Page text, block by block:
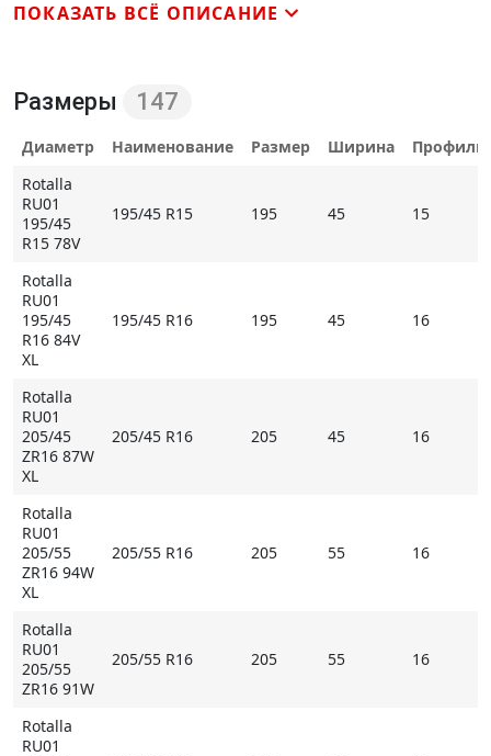
расположением элементов. Большая их часть
выполнены сплошными. В том числе и плечевая
собой жесткими перемычками. Такой дизайн
обеспечивает шине стабильное поведение на
большой скорости, а также быстроту и точность в
реакциях на действия водителя.
Надежность на мокром покрытии
Значительная часть элементов протектора
препятствует возникновению аквапланирования. И
это не только дренажные канавки. Протектор
содержит множество узких ламелей. При контакте с
дорожным покрытием образуемые ими кромки не
только цепляются за поверхность, но и направляют
Основные особенности Rotalla RU01
управляемость на любой скорости;
- широкие плечевые блоки с внутренней стороны
улучшают курсовую устойчивость и оперативность
управления;
- многочисленные ламели препятствуют
ПОКАЗАТЬ ВСЁ ОПИСАНИЕ
Размеры 147
Диаметр Наименование Размер Ширина
Профиль
Rotalla
RU01
195/45
R15 78V
195/45 R15 195 45 15
Rotalla
RU01
195/45
R16 84V
XL
195/45 R16 195 45 16
Rotalla
RU01
205/45
ZR16 87W
XL
205/45 R16 205 45 16
Rotalla
RU01
205/55
ZR16 94W
XL
205/55 R16 205 55 16
Rotalla
RU01
205/55
ZR16 91W
205/55 R16 205 55 16
Rotalla
RU01